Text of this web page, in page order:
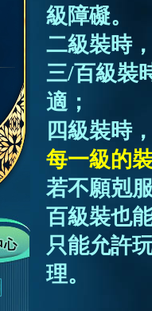
級障礙。
二級裝時
三/百級裝
適；
四級裝時
每一級的
若不願剋
百級裝也
只能允許
理。